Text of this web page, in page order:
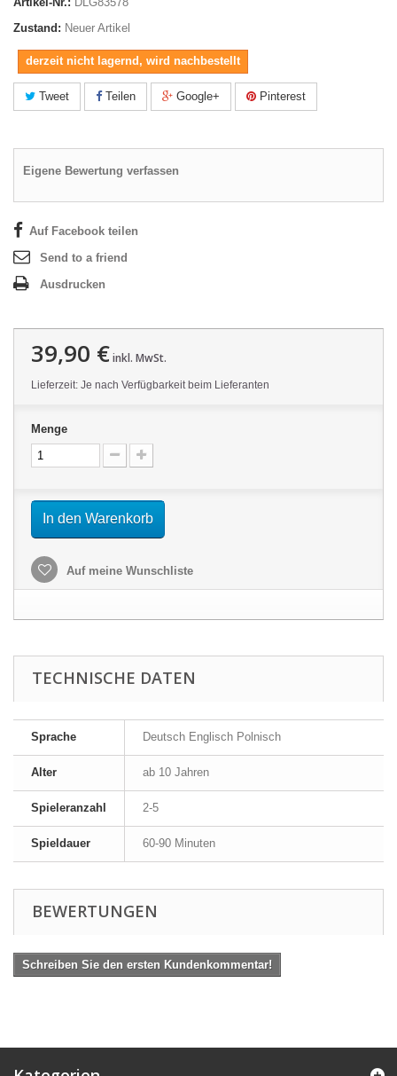
Zustand: Neuer Artikel
derzeit nicht lagernd, wird nachbestellt
Tweet Teilen Google+ Pinterest
Eigene Bewertung verfassen
Auf Facebook teilen
Send to a friend
Ausdrucken
39,90 €inkl. MwSt.
Lieferzeit: Je nach Verfügbarkeit beim Lieferanten
Menge
In den Warenkorb
Auf meine Wunschliste
TECHNISCHE DATEN
Sprache Deutsch Englisch Polnisch
Alter ab 10 Jahren
Spieleranzahl 2-5
Spieldauer 60-90 Minuten
BEWERTUNGEN
Schreiben Sie den ersten Kundenkommentar!